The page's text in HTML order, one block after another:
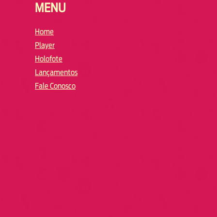
MENU
Home
Player
Holofote
Lançamentos
Fale Conosco